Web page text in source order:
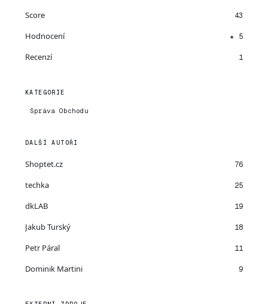
Score 43
Hodnocení ★ 5
Recenzí 1
KATEGORIE
Správa Obchodu
DALŠÍ AUTOŘI
Shoptet.cz 76
techka 25
dkLAB 19
Jakub Turský 18
Petr Páral 11
Dominik Martini 9